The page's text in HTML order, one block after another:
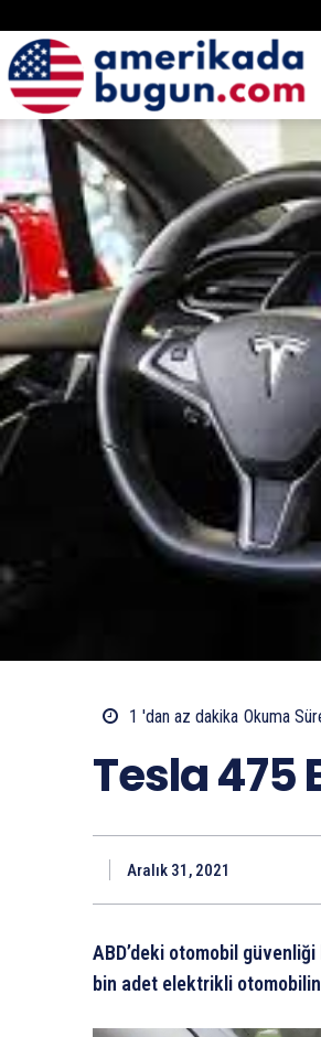
1 'dan az dakika Okuma
Tesla 475
Aralık 31, 2021
ABD’deki otomobil
bin adet elektrikli otomobilin